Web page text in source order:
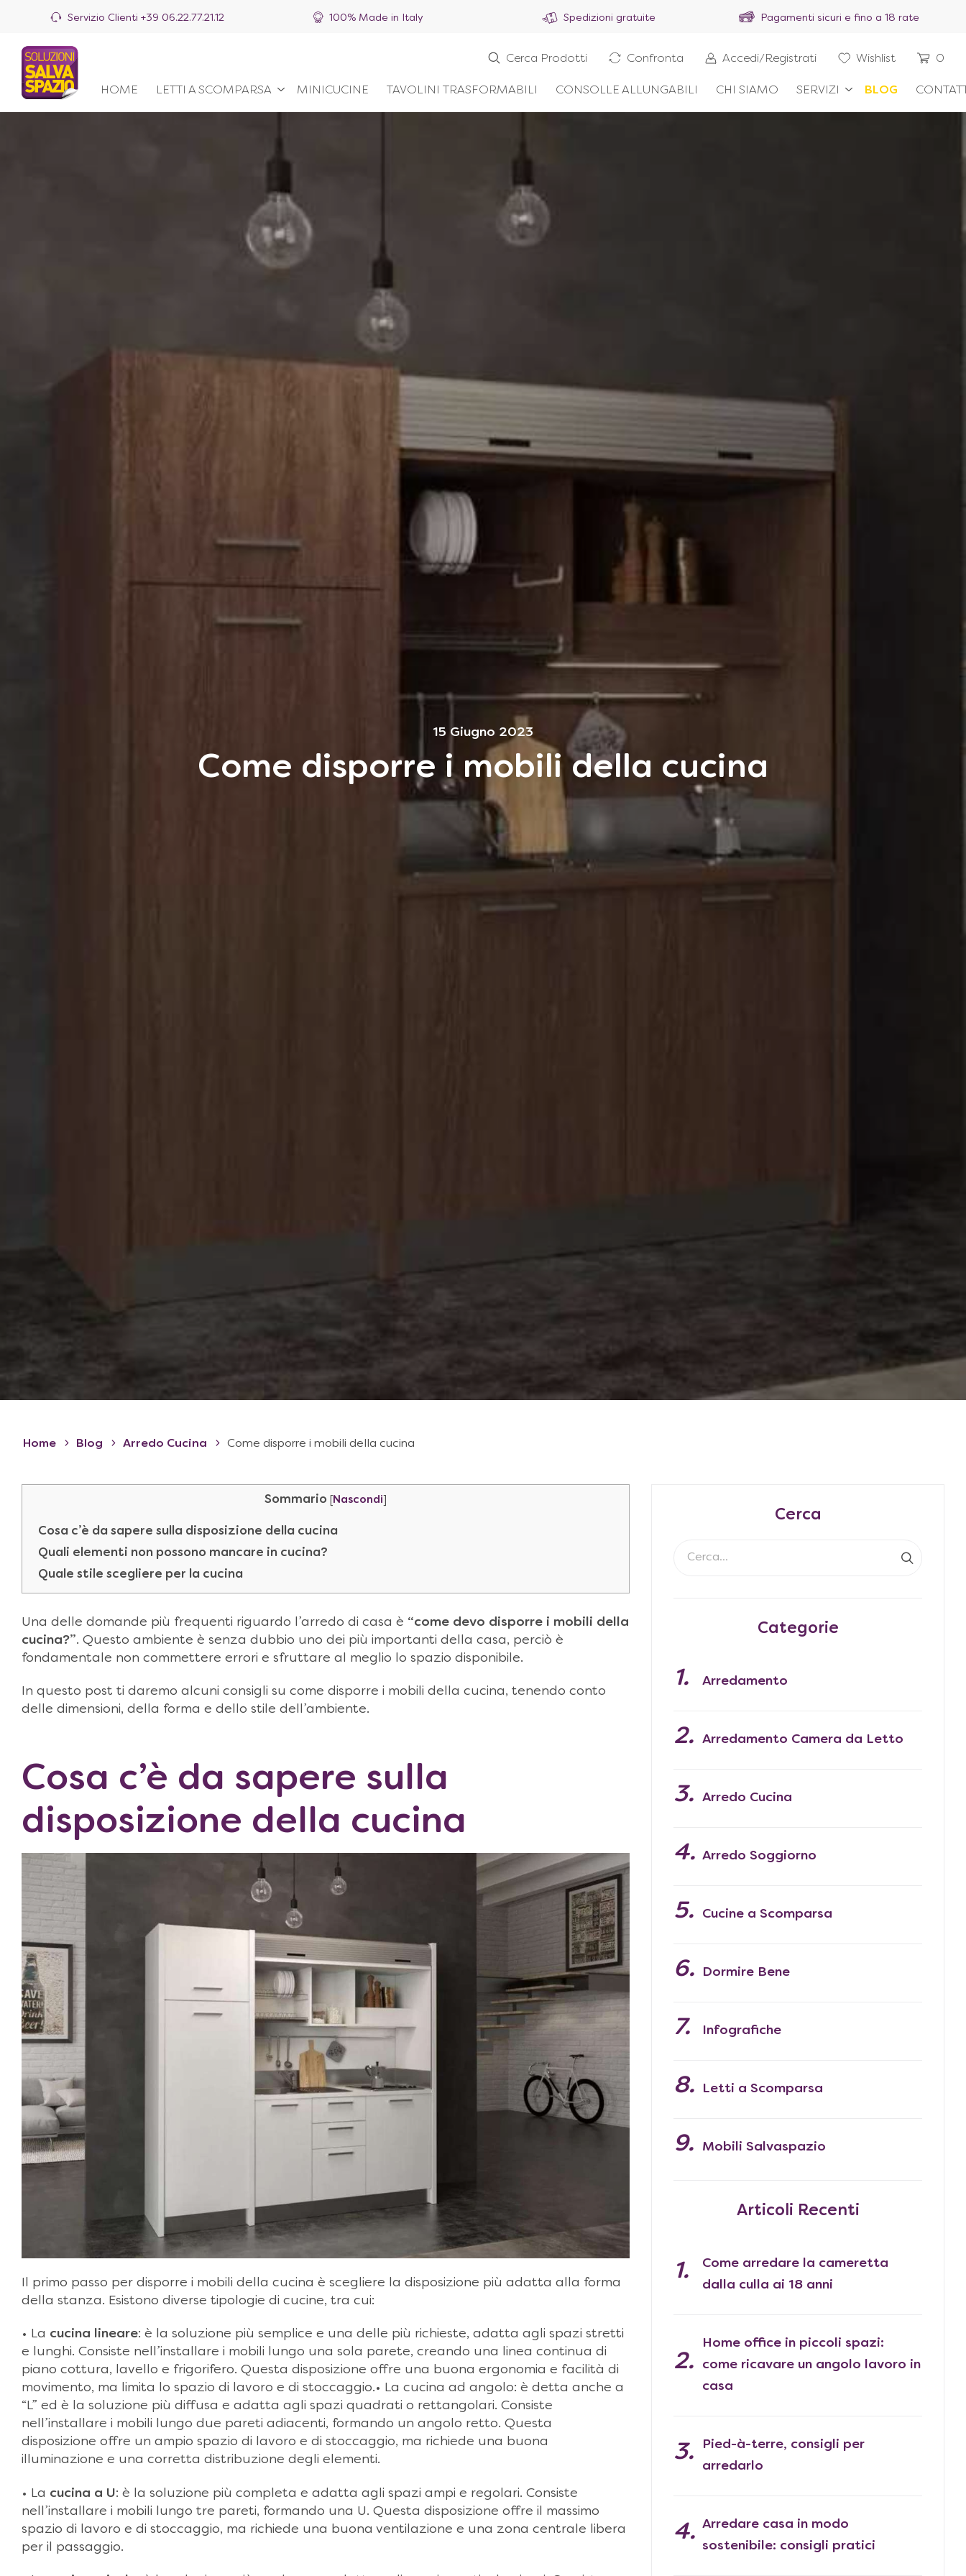
Servizio Clienti +39 06.22.77.21.12 100% Made in Italy Spedizioni gratuite Pagamenti sicuri e fino a 18 rate
HOME LETTI A SCOMPARSA MINICUCINE TAVOLINI TRASFORMABILI CONSOLLE ALLUNGABILI CHI SIAMO SERVIZI BLOG
Cerca Prodotti Confronta Accedi/Registrati Wishlist 0
15 Giugno 2023
Come disporre i mobili della cucina
Home Blog Arredo Cucina Come disporre i mobili della cucina
Sommario Nascondi
Cosa c’è da sapere sulla disposizione della cucina
Quali elementi non possono mancare in cucina?
Quale stile scegliere per la cucina
Una delle domande più frequenti riguardo l’arredo di casa è “come devo disporre i mobili della
cucina?”. Questo ambiente è senza dubbio uno dei più importanti della casa, perciò è
fondamentale non commettere errori e sfruttare al meglio lo spazio disponibile.
In questo post ti daremo alcuni consigli su come disporre i mobili della cucina, tenendo conto
delle dimensioni, della forma e dello stile dell’ambiente.
Cosa c’è da sapere sulla
disposizione della cucina
Il primo passo per disporre i mobili della cucina è scegliere la disposizione più adatta alla forma
della stanza. Esistono diverse tipologie di cucine, tra cui:
• La cucina lineare: è la soluzione più semplice e una delle più richieste, adatta agli spazi stretti
e lunghi. Consiste nell’installare i mobili lungo una sola parete, creando una linea continua di
piano cottura, lavello e frigorifero. Questa disposizione offre una buona ergonomia e facilità di
movimento, ma limita lo spazio di lavoro e di stoccaggio.• La cucina ad angolo: è detta anche a
“L” ed è la soluzione più diffusa e adatta agli spazi quadrati o rettangolari. Consiste
nell’installare i mobili lungo due pareti adiacenti, formando un angolo retto. Questa
disposizione offre un ampio spazio di lavoro e di stoccaggio, ma richiede una buona
illuminazione e una corretta distribuzione degli elementi.
• La cucina a U: è la soluzione più completa e adatta agli spazi ampi e regolari. Consiste
nell’installare i mobili lungo tre pareti, formando una U. Questa disposizione offre il massimo
spazio di lavoro e di stoccaggio, ma richiede una buona ventilazione e una zona centrale libera
per il passaggio.
Cerca
Categorie
Arredamento
Arredamento Camera da Letto
Arredo Cucina
Arredo Soggiorno
Cucine a Scomparsa
Dormire Bene
Infografiche
Letti a Scomparsa
Mobili Salvaspazio
Articoli Recenti
Come arredare la cameretta
dalla culla ai 18 anni
Home office in piccoli spazi:
come ricavare un angolo lavoro in
casa
Pied-à-terre, consigli per
arredarlo
Arredare casa in modo
sostenibile: consigli pratici